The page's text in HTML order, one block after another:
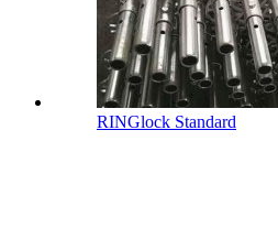
RINGlock Standard